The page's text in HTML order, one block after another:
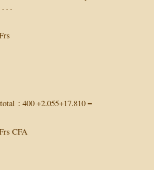
. .
: 400 +2.055+17.810 =
CFA